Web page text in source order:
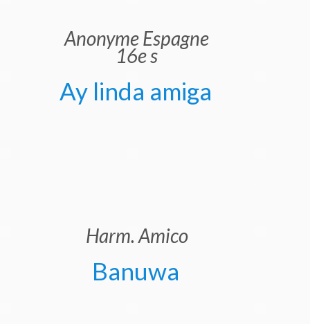
Anonyme Espagne
16e s
Ay linda amiga
Harm. Amico
Banuwa